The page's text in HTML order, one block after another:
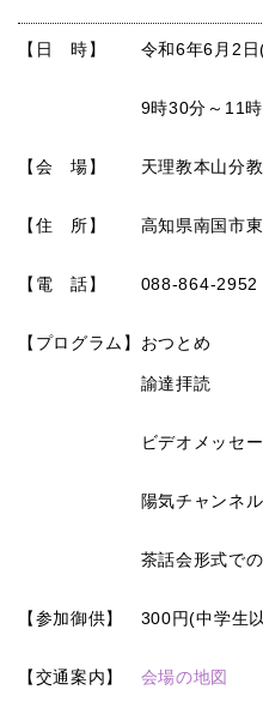
【日 時】 令和6年6月2日
9時30分～11時
【会 場】 天理教本山分
【住 所】 高知県南国市東
【電 話】 088-864-2952
【プログラム】おつとめ
諭達拝読
ビデオメッセー
陽気チャンネル
茶話会形式での
【参加御供】 300円(中学生
【交通案内】 会場の地図